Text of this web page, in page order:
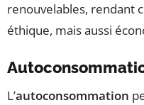
renouvelables, rendant
éthique, mais aussi
L’autoconsommation